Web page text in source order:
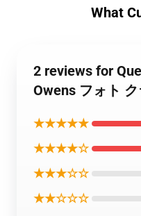
What
2 reviews for
Owens フォト
★★★★★
★★★★☆
★★★☆☆
★★☆☆☆